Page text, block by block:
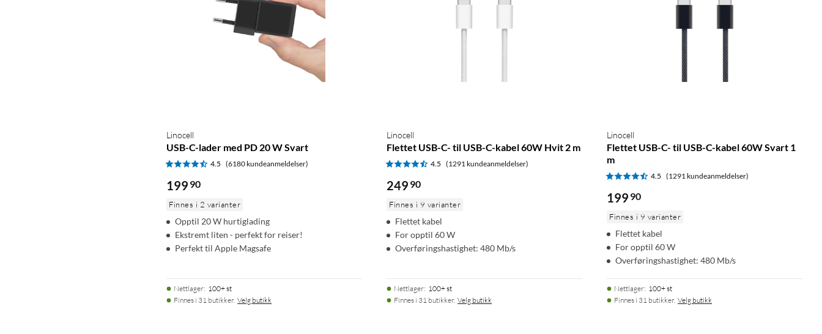
Linocell
USB-C-lader med PD 20 W Svart
4.5 (6180 kundeanmeldelser)
199 90
Finnes i 2 varianter
Opptil 20 W hurtiglading
Ekstremt liten - perfekt for reiser!
Perfekt til Apple Magsafe
Nettlager: 100+ st
Finnes i 31 butikker. Velg butikk
Linocell
Flettet USB-C- til USB-C-kabel 60W Hvit 2 m
4.5 (1291 kundeanmeldelser)
249 90
Finnes i 9 varianter
Flettet kabel
For opptil 60 W
Overføringshastighet: 480 Mb/s
Nettlager: 100+ st
Finnes i 31 butikker. Velg butikk
Linocell
Flettet USB-C- til USB-C-kabel 60W Svart 1
m
4.5 (1291 kundeanmeldelser)
199 90
Finnes i 9 varianter
Flettet kabel
For opptil 60 W
Overføringshastighet: 480 Mb/s
Nettlager: 100+ st
Finnes i 31 butikker. Velg butikk